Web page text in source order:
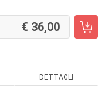
36,00
DETTAGLI